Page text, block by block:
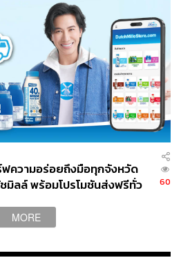
ในช่วง 4 ปีที่ผ่านมา
ปี 2564 อยู่ที่ 161 ล้านบาท เพิ่มเป็น
ล้านบาทในปี 2566, 1,210 ล้าน
ล้านบาทในปี 2568 คิดเป็น
ปีที่ 81% ขณะที่กำไรสุทธิเพิ่ม
เป็น 214 ล้านบาทในปี 2568
รเปิดสาขาใหม่ ยอดขายของสาขา
ในช่วงครึ่งปีหลังของปี 2568 ก็
นยอดขายต่อสาขาของ Aura
เฉลี่ยตลาดถึง 3 เท่า
ใช้กลยุทธ์ออนไลน์ในการสร้าง
คนเดินผ่านไปมามาก นี่คือเหตุผล
ฟความอร่อยถึงมือทุกจังหวัด
มิลล์ พร้อมโปรโมชันส่งฟรีทั่ว
60
MORE